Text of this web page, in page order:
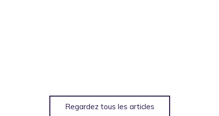
Regardez tous les articles